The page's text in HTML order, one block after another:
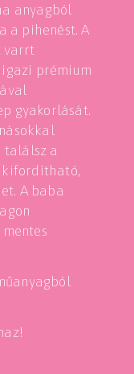
anyagból
a pihenést. A
varrt
prémium
gyakorlását.
találsz a
kifordítható,
A baba